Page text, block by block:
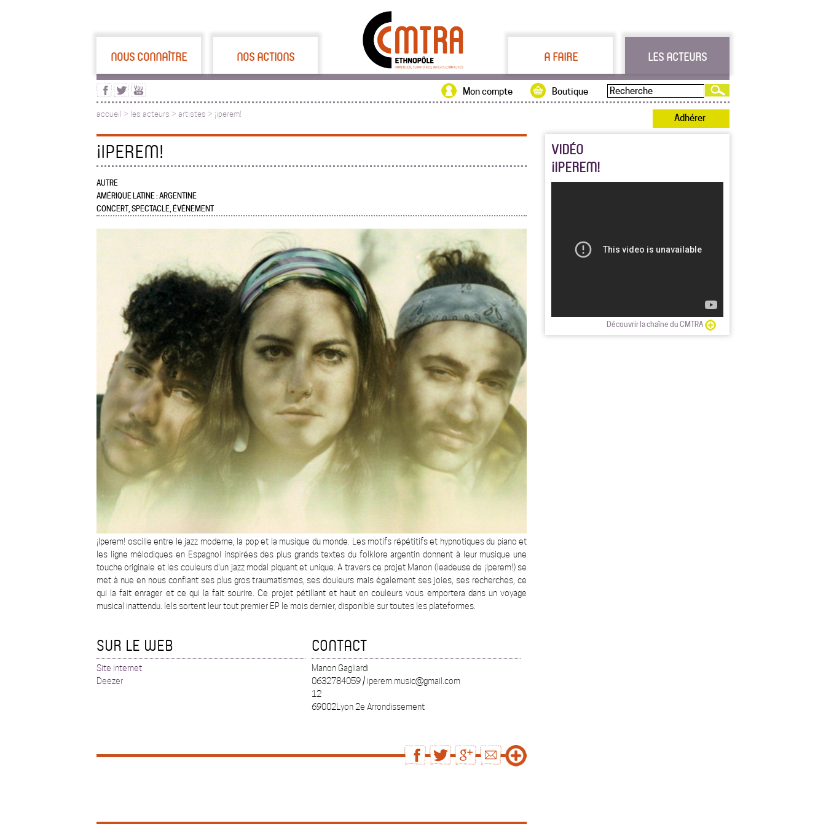
NOUS CONNAÎTRE NOS ACTIONS A FAIRE LES ACTEURS
Boutique
Mon compte
accueil > les acteurs > artistes > ¡iperem! Adhérer
¡IPEREM!
AUTRE
AMÉRIQUE LATINE : ARGENTINE
CONCERT, SPECTACLE, ÉVÉNEMENT
¡Iperem! oscille entre le jazz moderne, la pop et la musique du monde. Les motifs répétitifs et hypnotiques du piano et
les ligne mélodiques en Espagnol inspirées des plus grands textes du folklore argentin donnent à leur musique une
touche originale et les couleurs d'un jazz modal piquant et unique. A travers ce projet Manon (leadeuse de ¡Iperem!) se
met à nue en nous confiant ses plus gros traumatismes, ses douleurs mais également ses joies, ses recherches, ce
qui la fait enrager et ce qui la fait sourire. Ce projet pétillant et haut en couleurs vous emportera dans un voyage
musical inattendu. Iels sortent leur tout premier EP le mois dernier, disponible sur toutes les plateformes.
SUR LE WEB
Site internet
Deezer
CONTACT
Manon Gagliardi
0632784059 / iperem.music@gmail.com
12
69002Lyon 2e Arrondissement
VIDÉO
¡IPEREM!
Découvrir la chaîne du CMTRA